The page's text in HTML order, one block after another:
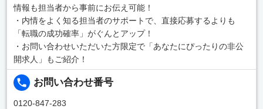
情報も担当者から事前にお伝え可能！
・内情をよく知る担当者のサポートで、直接応募するよりも
「転職の成功確率」がぐんとアップ！
・お問い合わせいただいた方限定で「あなたにぴったりの非公
開求人」もご紹介！
お問い合わせ番号
0120-847-283